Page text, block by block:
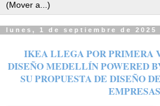
lunes, 1 de septiembre de 2025
IKEA LLEGA POR PRIMERA
DISEÑO MEDELLÍN POWERED
SU PROPUESTA DE DISEÑO
EMPRESAS